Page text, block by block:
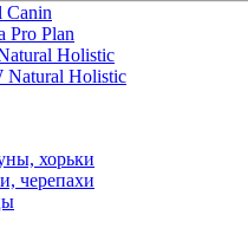
Canin
Pro Plan
Holistic
Natural Holistic
хорьки
черепахи